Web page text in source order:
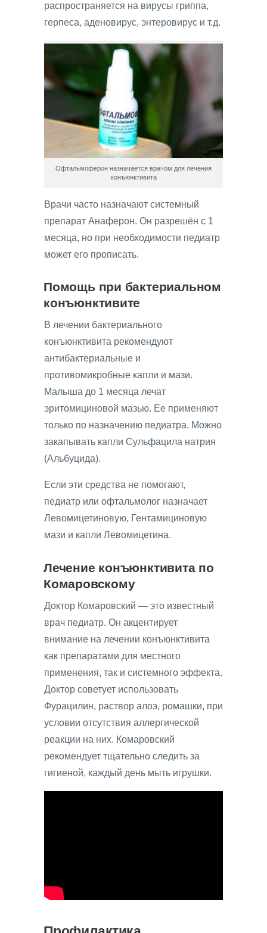
распространяется на вирусы гриппа,
герпеса, аденовирус, энтеровирус и т.д.
Офтальмоферон назначается врачом для лечения
конъюнктивита
Врачи часто назначают системный
препарат Анаферон. Он разрешён с 1
месяца, но при необходимости педиатр
может его прописать.
Помощь при бактериальном
конъюнктивите
В лечении бактериального
конъюнктивита рекомендуют
антибактериальные и
противомикробные капли и мази.
Малыша до 1 месяца лечат
эритомициновой мазью. Ее применяют
только по назначению педиатра. Можно
закапывать капли Сульфацила натрия
(Альбуцида).
Если эти средства не помогают,
педиатр или офтальмолог назначает
Левомицетиновую, Гентамициновую
мази и капли Левомицетина.
Лечение конъюнктивита по
Комаровскому
Доктор Комаровский — это известный
врач педиатр. Он акцентирует
внимание на лечении конъюнктивита
как препаратами для местного
применения, так и системного эффекта.
Доктор советует использовать
Фурацилин, раствор алоэ, ромашки, при
условии отсутствия аллергической
реакции на них. Комаровский
рекомендует тщательно следить за
гигиеной, каждый день мыть игрушки.